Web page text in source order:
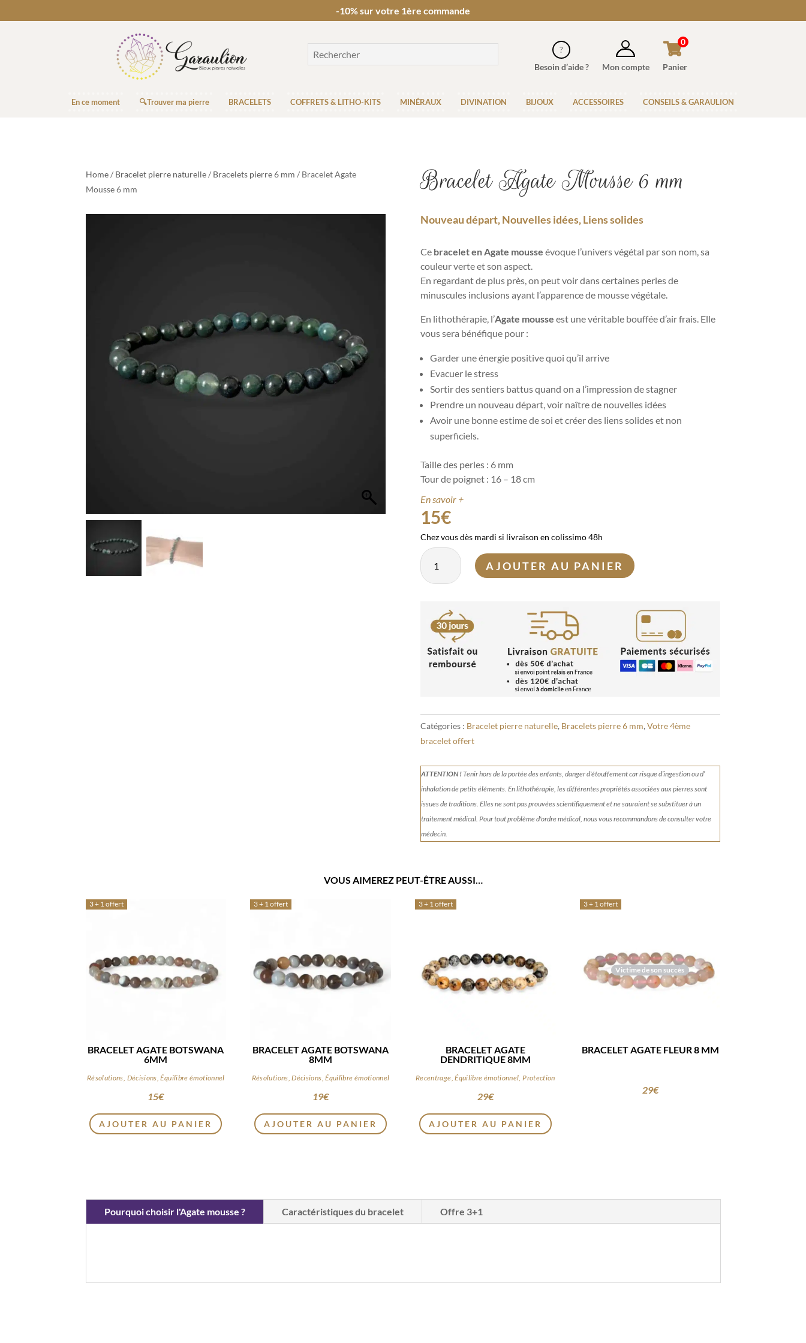
-10% sur votre 1ère commande
Besoin d’aide ? Mon compte Panier
0
En ce moment 🔍Trouver ma pierre BRACELETS COFFRETS & LITHO-KITS MINÉRAUX DIVINATION BIJOUX ACCESSOIRES CONSEILS & GARAULION
Home/ Bracelet pierre naturelle/ Bracelets pierre 6 mm / Bracelet Agate
Mousse 6 mm
Bracelet Agate Mousse 6 mm
Nouveau départ, Nouvelles idées, Liens solides
Ce bracelet en Agate mousseévoque l’univers végétal par son nom, sa
couleur verte et son aspect.
En regardant de plus près, on peut voir dans certaines perles de
minuscules inclusions ayant l’apparence de mousse végétale.
En lithothérapie, l’Agate mousse est une véritable bouffée d’air frais. Elle
vous sera bénéfique pour :
Garder une énergie positive quoi qu’il arrive
Evacuer le stress
Sortir des sentiers battus quand on a l’impression de stagner
Prendre un nouveau départ, voir naître de nouvelles idées
Avoir une bonne estime de soi et créer des liens solides et non
superficiels.
Taille des perles : 6 mm
Tour de poignet : 16 – 18 cm
En savoir +
15€
Chez vous dès mardi si livraison en colissimo 48h
quantité
Bracelet
Mousse
AJOUTER AU PANIER
Catégories : Bracelet pierre naturelle, Bracelets pierre 6 mm,Votre 4ème
bracelet offert
ATTENTION !Tenirhors de la portée des enfants, danger d'étouffement car risque d’ingestion ou d’
inhalation de petits éléments.En lithothérapie, les différentes propriétés associées aux pierres sont
issues de traditions. Elles ne sont pas prouvées scientifiquement et ne sauraient se substituer à un
traitement médical. Pour tout problème d'ordre médical, nous vous recommandons de consulter votre
médecin.
VOUS AIMEREZ PEUT-ÊTRE AUSSI…
3 + 1 offert
BRACELET AGATE BOTSWANA
6MM
Résolutions, Décisions, Équilibre émotionnel
15€
AJOUTER AU PANIER
3 + 1 offert
BRACELET AGATE BOTSWANA
8MM
Résolutions, Décisions, Équilibre émotionnel
19€
AJOUTER AU PANIER
3 + 1 offert
BRACELET AGATE
DENDRITIQUE 8MM
Recentrage, Équilibre émotionnel, Protection
29€
AJOUTER AU PANIER
Victime de son succès
3 + 1 offert
BRACELET AGATE FLEUR 8 MM
29€
Pourquoi choisir l'Agate mousse ? Caractéristiques du bracelet Offre 3+1